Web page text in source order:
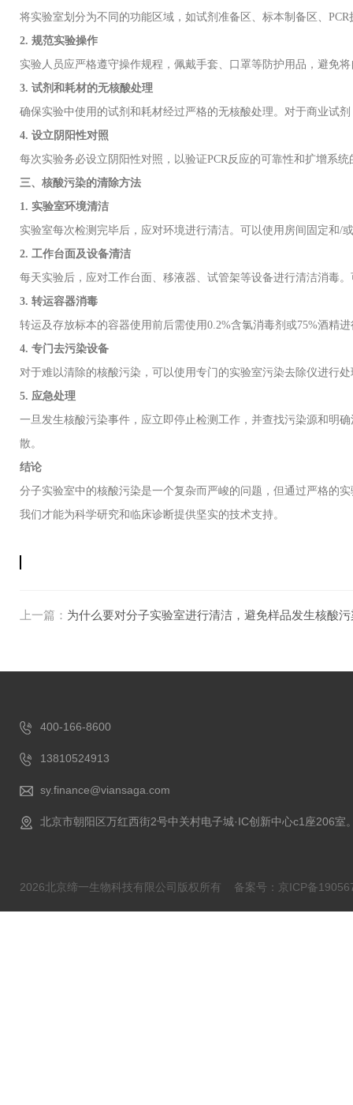
将实验室划分为不同的功能区域，如试剂准备区、标本制备区、 PCR
2. 规范实验操作
实验人员应严格遵守操作规程，佩戴手套、口罩等防护用品，避免
3. 试剂和耗材的无核酸处理
确保实验中使用的试剂和耗材经过严格的无核酸处理。对于商业试
4. 设立阴阳性对照
每次实验务必设立阴阳性对照，以验证PCR反应的可靠性和扩增系
三、核酸污染的清除方法
1. 实验室环境清洁
实验室每次检测完毕后，应对环境进行清洁。可以使用房间固定和/
2. 工作台面及设备清洁
每天实验后，应对工作台面、移液器、试管架等设备进行清洁消毒
3. 转运容器消毒
转运及存放标本的容器使用前后需使用0.2%含氯消毒剂或75%酒精
4. 专门去污染设备
对于难以清除的核酸污染，可以使用专门的实验室污染去除仪进行
5. 应急处理
一旦发生核酸污染事件，应立即停止检测工作，并查找污染源和明
散。
结论
分子实验室中的核酸污染是一个复杂而严峻的问题，但通过严格的
我们才能为科学研究和临床诊断提供坚实的技术支持。
上一篇： 为什么要对分子实验室进行清洁，避免样品发生核酸
400-166-8600
13810524913
sy.finance@viansaga.com
北京市朝阳区万红西街2号中关村电子城·IC创新中心c1座206室
2026北京缔一生物科技有限公司版权所有 备案号：京ICP备